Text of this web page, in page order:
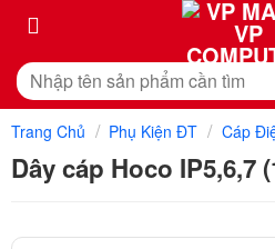
Skip
content
Tìm
kiếm:
Trang Chủ / Phụ Kiện ĐT / Cáp
Dây cáp Hoco IP5,6,7